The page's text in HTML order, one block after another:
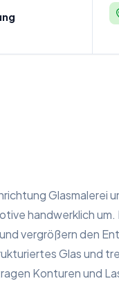
Glasmalerei
handwerklich
vergrößern den
Glas und
Konturen und